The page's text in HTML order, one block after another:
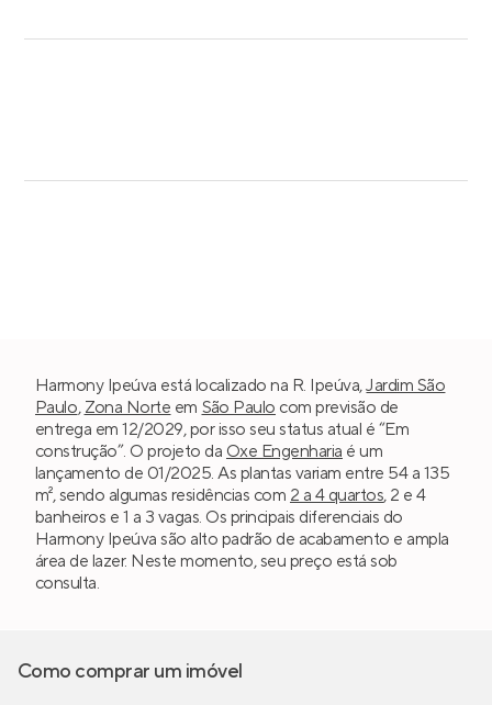
Harmony Ipeúva está localizado na R. Ipeúva,Jardim São
Paulo, Zona Norte em São Paulo com previsão de
entrega em 12/2029, por isso seu status atual é “Em
construção”. O projeto da Oxe Engenharia é um
lançamento de 01/2025. As plantas variam entre 54 a 135
m², sendo algumas residências com 2 a 4 quartos, 2 e 4
banheiros e 1 a 3 vagas. Os principais diferenciais do
Harmony Ipeúva são alto padrão de acabamento e ampla
área de lazer. Neste momento, seu preço está sob
consulta.
Como comprar um imóvel